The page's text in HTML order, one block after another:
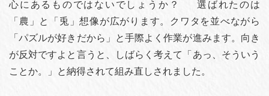
心にあるものではないでしょうか？ 選ばれたのは
「農」と「兎」想像が広がります。クワタを並べながら
「パズルが好きだから」と手際よく作業が進みます。向き
が反対ですよと言うと、しばらく考えて「あっ、そういう
ことか。」と納得されて組み直しされました。